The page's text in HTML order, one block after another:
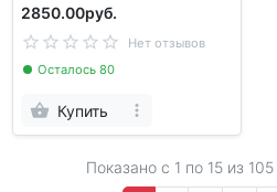
2850.00руб.
Нет отзывов
Осталось 80
Купить
Показано с 1 по 15из 105